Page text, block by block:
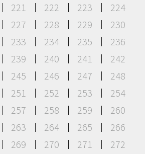
221 222 223
224
227 228 229
230
233 234 235
236
239 240 241
242
245 246 247
248
251 252 253
254
257 258 259
260
263 264 265
266
269 270 271
272